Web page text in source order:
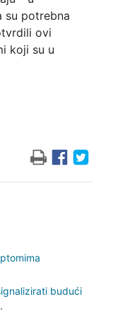
su potrebna
ovi
koji su u
budući